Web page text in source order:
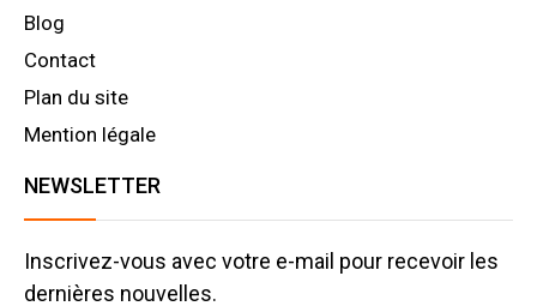
Blog
Contact
Plan du site
Mention légale
NEWSLETTER
Inscrivez-vous avec votre e-mail pour recevoir les
dernières nouvelles.